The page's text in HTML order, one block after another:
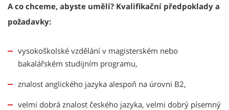
A co chceme, abyste uměli? Kvalifikační předpoklady a
požadavky:
vysokoškolské vzdělání v magisterském nebo
bakalářském studijním programu,
znalost anglického jazyka alespoň na úrovni B2,
velmi dobrá znalost českého jazyka, velmi dobrý písemný